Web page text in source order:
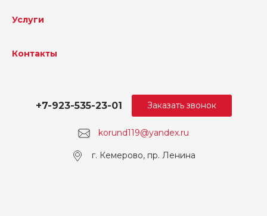
Услуги
Контакты
korund119@yandex.ru
+7-923-535-23-01
г. Кемерово, пр. Ленина
Заказать звонок